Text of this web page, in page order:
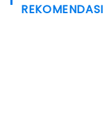
REKOMENDASI